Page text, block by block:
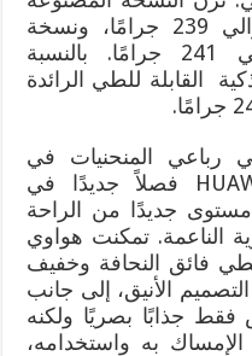
من الجلد النباتي للهاتف حوالي 239 جرامًا، ونسخة
Feather-Sand Glass حوالي 241 جرامًا. بالنسبة
القابلة للطي الرائدة
رباعي المنحنيات في
العالم، يفتح HUAWEI Mate X3 فصلاً جديدًا في
جديدًا من الراحة
الناعمة. تمكنت هواوي
فائق النحافة وخفيف
الأنيق، إلى جانب
فقط جذابًا بصريًا ولكنه
به واستخدامه،